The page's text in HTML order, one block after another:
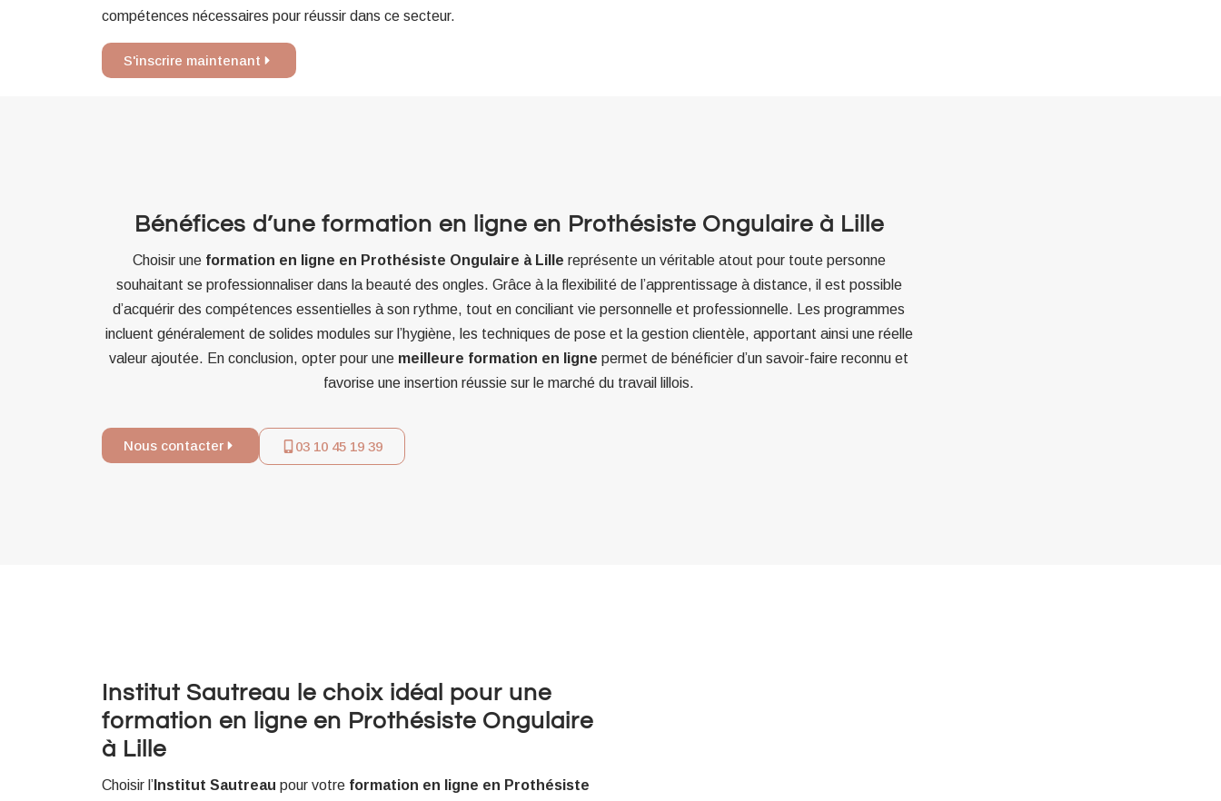
compétences nécessaires pour réussir dans ce secteur.
S'inscrire maintenant
Bénéfices d’une formation en ligne en Prothésiste Ongulaire à Lille
Choisir une formation en ligne en Prothésiste Ongulaire à Lille représente un véritable atout pour toute personne
souhaitant se professionnaliser dans la beauté des ongles. Grâce à la flexibilité de l’apprentissage à distance, il est possible
d’acquérir des compétences essentielles à son rythme, tout en conciliant vie personnelle et professionnelle. Les programmes
incluent généralement de solides modules sur l’hygiène, les techniques de pose et la gestion clientèle, apportant ainsi une réelle
valeur ajoutée. En conclusion, opter pour une meilleure formation en ligne permet de bénéficier d’un savoir-faire reconnu et
favorise une insertion réussie sur le marché du travail lillois.
Nous contacter 03 10 45 19 39
Institut Sautreau le choix idéal pour une
formation en ligne en Prothésiste Ongulaire
à Lille
Choisir l’ Institut Sautreau pour votre formation en ligne en Prothésiste